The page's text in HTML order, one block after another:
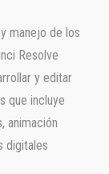
manejo de los
Resolve
y editar
que incluye
animación
digitales